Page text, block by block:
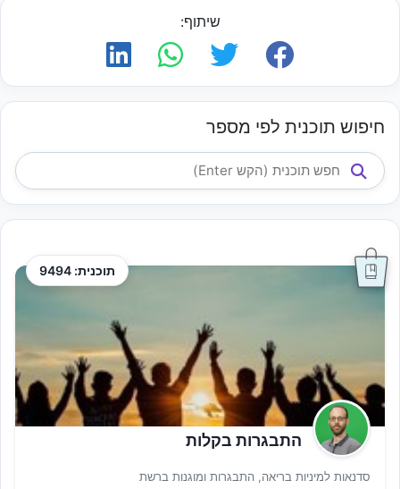
שיתוף:
חיפוש תוכנית לפי מספר
תוכנית: 9494
התבגרות בקלות
סדנאות למיניות בריאה, התבגרות ומוגנות ברשת